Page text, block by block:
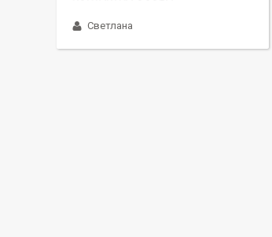
Светлана